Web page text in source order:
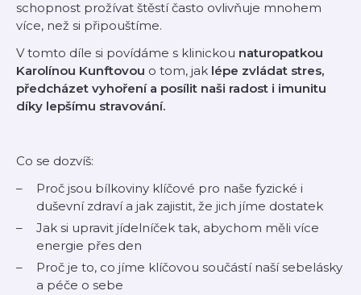
schopnost prožívat štěstí často ovlivňuje mnohem
více, než si připouštíme.
V tomto díle si povídáme s klinickou naturopatkou
Karolínou Kunftovou o tom, jak lépe zvládat stres,
předcházet vyhoření a posílit naši radost i imunitu
díky lepšímu stravování.
Co se dozvíš:
Proč jsou bílkoviny klíčové pro naše fyzické i
duševní zdraví a jak zajistit, že jich jíme dostatek
Jak si upravit jídelníček tak, abychom měli více
energie přes den
Proč je to, co jíme klíčovou součástí naší sebelásky
a péče o sebe